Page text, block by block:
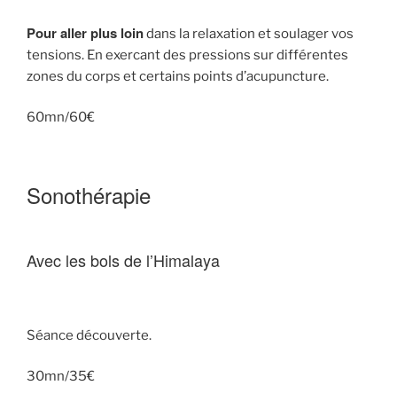
Pour aller plus loindans la relaxation et soulager vos
tensions. En exercant des pressions sur différentes
zones du corps et certains points d’acupuncture.
60mn/60€
Sonothérapie
Avec les bols de l’Himalaya
Séance découverte.
30mn/35€